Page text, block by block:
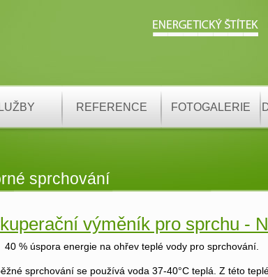
REFERENCE FOTOGALERIE
sprchování
výměník pro sprchu -
40 % úspora energie na ohřev teplé vody pro sprchování.
sprchování se používá voda 37-40°C teplá. Z této